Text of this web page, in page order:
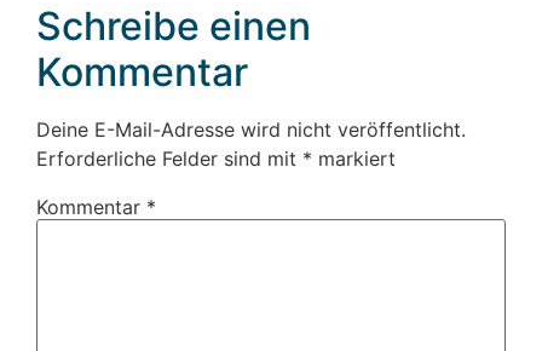
Schreibe einen
Kommentar
Deine E-Mail-Adresse wird nicht veröffentlicht.
Erforderliche Felder sind mit * markiert
Kommentar *